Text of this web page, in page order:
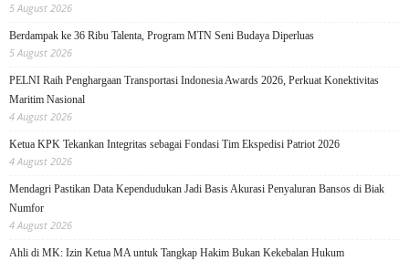
5 August 2026
Berdampak ke 36 Ribu Talenta, Program MTN Seni Budaya Diperluas
5 August 2026
PELNI Raih Penghargaan Transportasi Indonesia Awards 2026, Perkuat Konektivitas
Maritim Nasional
4 August 2026
Ketua KPK Tekankan Integritas sebagai Fondasi Tim Ekspedisi Patriot 2026
4 August 2026
Mendagri Pastikan Data Kependudukan Jadi Basis Akurasi Penyaluran Bansos di Biak
Numfor
4 August 2026
Ahli di MK: Izin Ketua MA untuk Tangkap Hakim Bukan Kekebalan Hukum